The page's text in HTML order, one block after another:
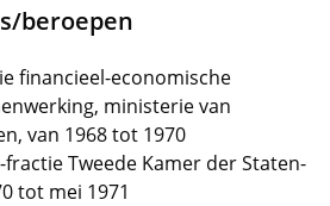
beroepen
financieel-economische
ministerie van
van 1968 tot 1970
Tweede Kamer der Staten-
tot mei 1971